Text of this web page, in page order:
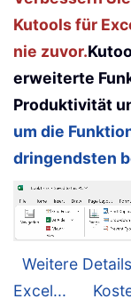
Kutools für
nie zuvor.
erweiterte
Produktivität
um die
dringendsten
Weitere
Excel...